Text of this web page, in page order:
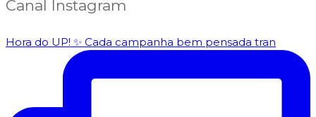
Canal Instagram
Hora do UP! ✨️ Cada campanha bem pensada tran